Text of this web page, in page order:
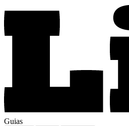
Guias